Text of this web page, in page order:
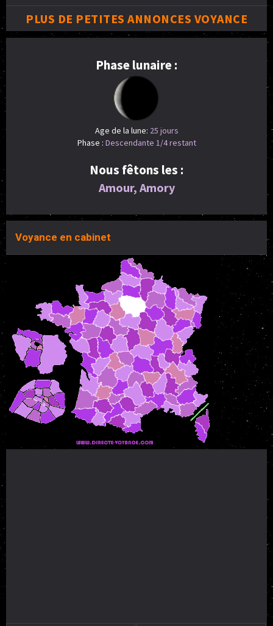
PLUS DE PETITES ANNONCES VOYANCE
Phase lunaire :
Age de la lune: 25 jours
Phase : Descendante 1/4 restant
Nous fêtons les :
Amour, Amory
Voyance en cabinet